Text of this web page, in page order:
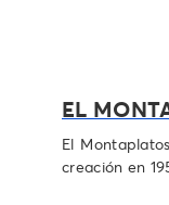
EL
El
creación en